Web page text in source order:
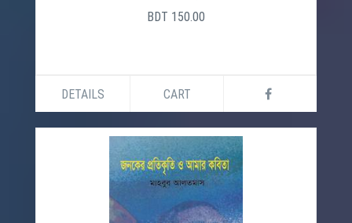
BDT 150.00
DETAILS CART